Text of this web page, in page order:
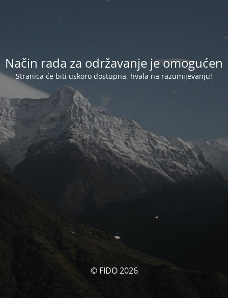
Način rada za održavanje je omogućen
Stranica će biti uskoro dostupna, hvala na razumijevanju!
© FIDO 2026